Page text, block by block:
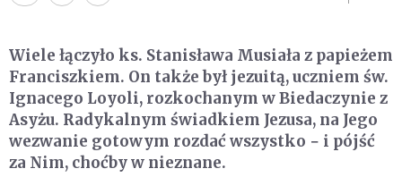
Wiele łączyło ks. Stanisława Musiała z papieżem
Franciszkiem. On także był jezuitą, uczniem św.
Ignacego Loyoli, rozkochanym w Biedaczynie z
Asyżu. Radykalnym świadkiem Jezusa, na Jego
wezwanie gotowym rozdać wszystko − i pójść
za Nim, choćby w nieznane.